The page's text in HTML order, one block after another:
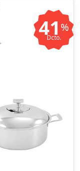
41 %
Dcto.